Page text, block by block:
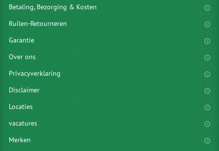
Betaling, Bezorging & Kosten
Ruilen-Retourneren
Garantie
Over ons
Privacyverklaring
Disclaimer
Locaties
vacatures
Merken